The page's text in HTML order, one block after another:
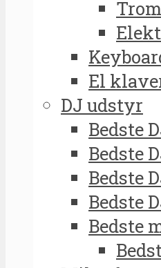
El
DJ udstyr
Bedste
Bedste
Bedste
Bedste
Bedste